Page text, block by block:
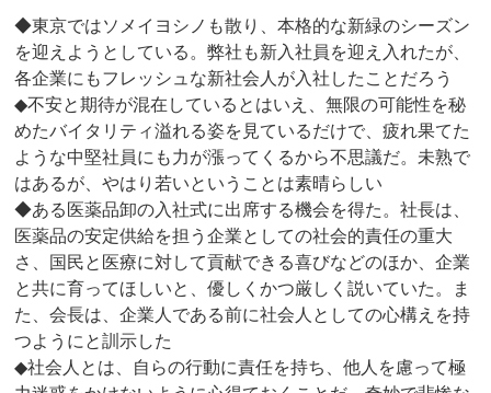
◆東京ではソメイヨシノも散り、本格的な新緑のシーズン
を迎えようとしている。弊社も新入社員を迎え入れたが、
各企業にもフレッシュな新社会人が入社したことだろう
◆不安と期待が混在しているとはいえ、無限の可能性を秘
めたバイタリティ溢れる姿を見ているだけで、疲れ果てた
ような中堅社員にも力が漲ってくるから不思議だ。未熟で
はあるが、やはり若いということは素晴らしい
◆ある医薬品卸の入社式に出席する機会を得た。社長は、
医薬品の安定供給を担う企業としての社会的責任の重大
さ、国民と医療に対して貢献できる喜びなどのほか、企業
と共に育ってほしいと、優しくかつ厳しく説いていた。ま
た、会長は、企業人である前に社会人としての心構えを持
つようにと訓示した
◆社会人とは、自らの行動に責任を持ち、他人を慮って極